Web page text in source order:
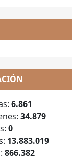
6.861
34.879
0
13.883.019
866.382